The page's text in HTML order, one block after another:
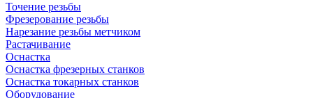
Точение резьбы
Фрезерование резьбы
Нарезание резьбы метчиком
Растачивание
Оснастка
Оснастка фрезерных станков
Оснастка токарных станков
Оборудование